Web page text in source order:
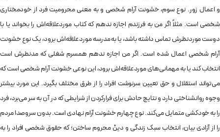
و اعمال زور. نوع سوم، خشونت آرام شخصی و به معنی محرومیت فرد از خودمختاری
شخصی است. مثلاً اگر من به فرزندم اجازه ندهم که کتاب موردعلاقه‌اش را بخواند یا با
دوست موردنظرش تماس داشته باشد، یا به مدرسه‌ موردعلاقه‌اش برود، یک نوع خشونت
آرام شخصی اعمال شده است. اگر من اجازه ندهم همسرم شغلی که مدنظرش است
انتخاب کند یا به مهمانی‌های موردعلاقه‌‌اش برود، این نوعی خشونت آرام شخصی است که
می‌تواند استقلال و حق تعیین سرنوشت افراد را از طرق مختلف بگیرد. این مورد بیشتر
وجوه روانشناختی دارد و نتایج حادش برای فرارکردن از شرایطی که در آن به سر می‌برد، فرد
را به خودکشی متمایل می‌کند. نوع چهارم خشونت آرام نهادی است. بدون سروصدا مردم
را از آزادی بیان، انتخاب سبک زندگی و دینْ محروم‌ ساختن؛ که حقوق شخصی افراد را به